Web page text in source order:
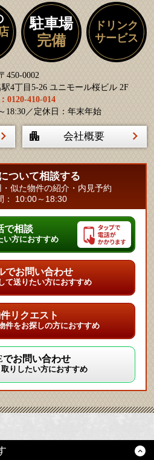
駐車場
完備
ドリンク
サービス
450-0002
4丁目5-26 ユニモール桜ビル 2F
0120-410-014
18:30／定休日：年末年始
会社概要
ついて相談する
似た物件の紹介・内見予約
： 10:00～18:30
で相談
い方におすすめ
でお問い合わせ
て送りたい方におすすめ
リクエスト
件をお探しの方におすすめ
お問い合わせ
りしたい方におすすめ